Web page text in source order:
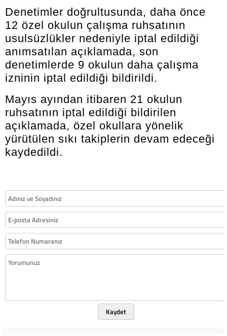
Denetimler doğrultusunda, daha önce
12 özel okulun çalışma ruhsatının
usulsüzlükler nedeniyle iptal edildiği
anımsatılan açıklamada, son
denetimlerde 9 okulun daha çalışma
izninin iptal edildiği bildirildi.
Mayıs ayından itibaren 21 okulun
ruhsatının iptal edildiği bildirilen
açıklamada, özel okullara yönelik
yürütülen sıkı takiplerin devam edeceği
kaydedildi.
Kaydet